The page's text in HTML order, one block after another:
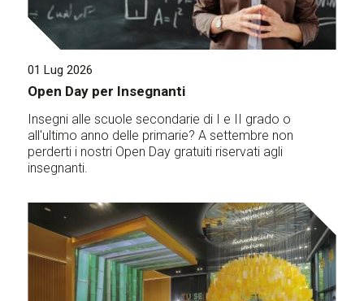
01 Lug 2026
Open Day per Insegnanti
Insegni alle scuole secondarie di I e II grado o
all'ultimo anno delle primarie? A settembre non
perderti i nostri Open Day gratuiti riservati agli
insegnanti.